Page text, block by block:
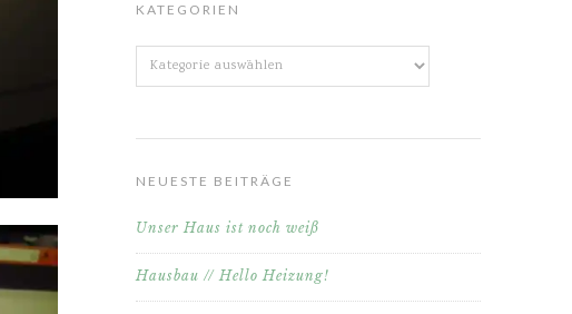
KATEGORIEN
Kategorien
NEUESTE BEITRÄGE
Unser Haus ist noch weiß
Hausbau // Hello Heizung!